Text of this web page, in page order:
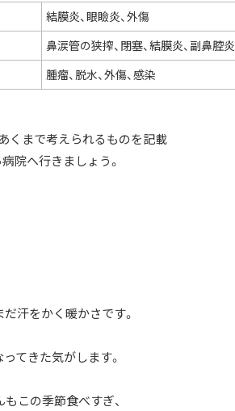
結膜炎、眼瞼炎、外傷
鼻涙管の狭搾、閉塞、結膜炎、副鼻腔炎
腫瘤、脱水、外傷、感染
くまで考えられるものを記載
院へ行きましょう。
汗をかく暖かさです。
てきた気がします。
この季節食べすぎ、